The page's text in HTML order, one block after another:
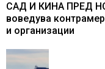
САД И КИНА ПРЕД
воведува
и организации